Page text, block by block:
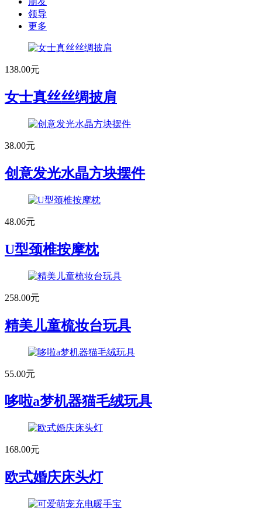
领导
更多
138.00元
女士真丝丝绸披肩
38.00元
创意发光水晶方块摆件
48.06元
U型颈椎按摩枕
258.00元
精美儿童梳妆台玩具
55.00元
哆啦a梦机器猫毛绒玩具
168.00元
欧式婚庆床头灯